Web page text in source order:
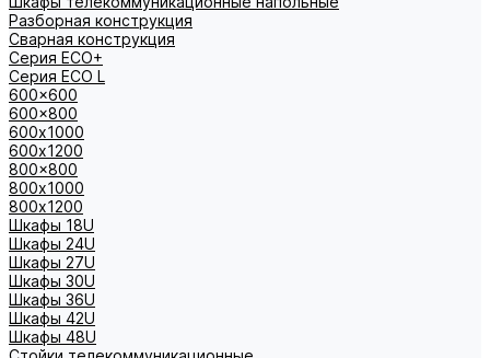
Разборная конструкция
Сварная конструкция
Серия ECO+
Серия ECO L
600x600
600x800
600х1000
600х1200
800x800
800х1000
800х1200
Шкафы 18U
Шкафы 24U
Шкафы 27U
Шкафы 30U
Шкафы 36U
Шкафы 42U
Шкафы 48U